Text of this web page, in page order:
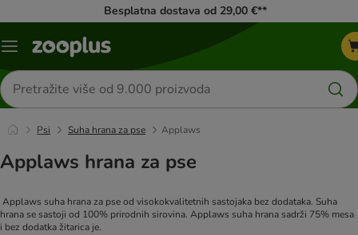
Besplatna dostava od 29,00 €**
Izbornik
Traži
proizvode
Psi Suha hrana za pse Applaws
Applaws hrana za pse
Applaws suha hrana za pse od visokokvalitetnih sastojaka bez dodataka. Suha
hrana se sastoji od 100% prirodnih sirovina. Applaws suha hrana sadrži 75% mesa
i bez dodatka žitarica je.